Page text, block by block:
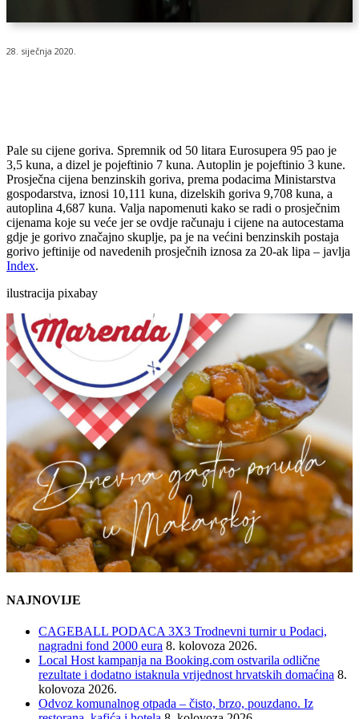
28. siječnja 2020.
Pale su cijene goriva. Spremnik od 50 litara Eurosupera 95 pao je
3,5 kuna, a dizel je pojeftinio 7 kuna. Autoplin je pojeftinio 3 kune.
Prosječna cijena benzinskih goriva, prema podacima Ministarstva
gospodarstva, iznosi 10,111 kuna, dizelskih goriva 9,708 kuna, a
autoplina 4,687 kuna. Valja napomenuti kako se radi o prosječnim
cijenama koje su veće jer se ovdje računaju i cijene na autocestama
gdje je gorivo značajno skuplje, pa je na većini benzinskih postaja
gorivo jeftinije od navedenih prosječnih iznosa za 20-ak lipa – javlja
Index.
ilustracija pixabay
NAJNOVIJE
CAGEBALL PODACA 3X3 Trodnevni turnir u Podaci,
nagradni fond 2000 eura 8. kolovoza 2026.
Local Host kampanja na Booking.com ostvarila odlične
rezultate i dodatno istaknula vrijednost hrvatskih domaćina 8.
kolovoza 2026.
Odvoz komunalnog otpada – čisto, brzo, pouzdano. Iz